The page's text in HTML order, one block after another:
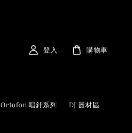
Ortofon 唱針系列 DJ 器材區
登入 購物車